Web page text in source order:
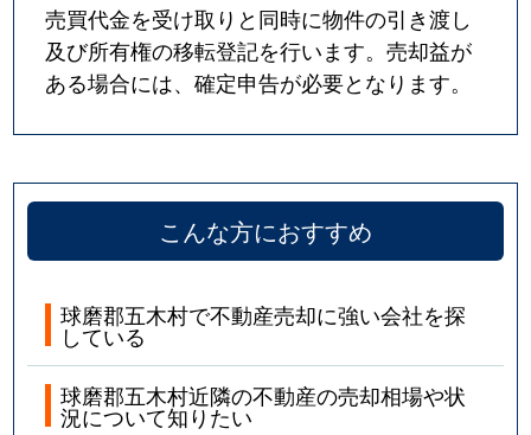
売買代金を受け取りと同時に物件の引き渡し
及び所有権の移転登記を行います。売却益が
ある場合には、確定申告が必要となります。
こんな方におすすめ
球磨郡五木村で不動産売却に強い会社を探
している
球磨郡五木村近隣の不動産の売却相場や状
況について知りたい